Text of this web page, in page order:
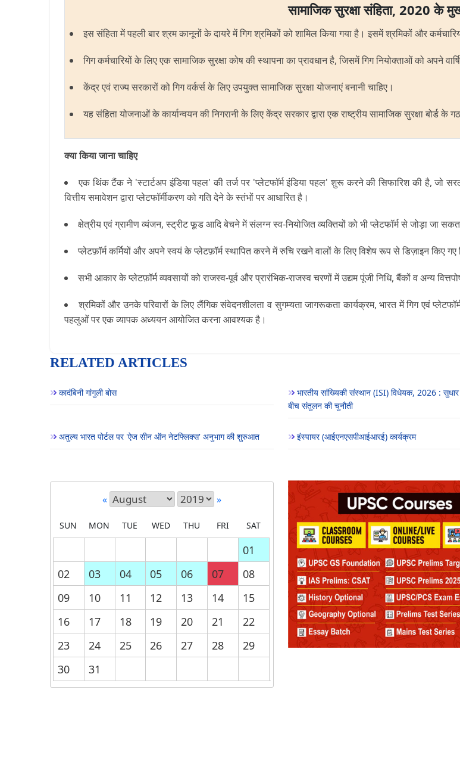
सामाजिक सुरक्षा संहिता, 2020 के
इस संहिता में पहली बार श्रम कानूनों के दायरे में गिग श्रमिकों को शामिल किया गया है। इसमें श्रमिकों और
गिग कर्मचारियों के लिए एक सामाजिक सुरक्षा कोष की स्थापना का प्रावधान है, जिसमें गिग नियोक्ताओं को अपने
केंद्र एवं राज्य सरकारों को गिग वर्कर्स के लिए उपयुक्त सामाजिक सुरक्षा योजनाएं बनानी चाहिए।
यह संहिता योजनाओं के कार्यान्वयन की निगरानी के लिए केंद्र सरकार द्वारा एक राष्ट्रीय सामाजिक सुरक्षा बोर्ड के
क्या किया जाना चाहिए
एक थिंक टैंक ने 'स्टार्टअप इंडिया पहल' की तर्ज पर 'प्लेटफॉर्म इंडिया पहल' शुरू करने की सिफारिश की है, जो
वित्तीय समावेशन द्वारा प्लेटफॉर्मीकरण को गति देने के स्तंभों पर आधारित है।
क्षेत्रीय एवं ग्रामीण व्यंजन, स्ट्रीट फूड आदि बेचने में संलग्न स्व-नियोजित व्यक्तियों को भी प्लेटफॉर्म से जोड़ा जा
प्लेटफ़ॉर्म कर्मियों और अपने स्वयं के प्लेटफ़ॉर्म स्थापित करने में रुचि रखने वालों के लिए विशेष रूप से डिज़ाइन किए
सभी आकार के प्लेटफ़ॉर्म व्यवसायों को राजस्व-पूर्व और प्रारंभिक-राजस्व चरणों में उद्यम पूंजी निधि, बैंकों व अन्य
श्रमिकों और उनके परिवारों के लिए लैंगिक संवेदनशीलता व सुगम्यता जागरूकता कार्यक्रम, भारत में गिग एवं
पहलुओं पर एक व्यापक अध्ययन आयोजित करना आवश्यक है।
RELATED ARTICLES
कादंबिनी गांगुली बोस
भारतीय सांख्यिकी संस्थान (ISI) विधेयक, 2026 :
बीच संतुलन की चुनौती
अतुल्य भारत पोर्टल पर 'ऐज सीन ऑन नेटफ्लिक्स' अनुभाग की शुरुआत इंस्पायर (आईएनएसपीआईआरई) कार्यक्रम
« »
SUN MON TUE WED THU FRI SAT
01
02
03 04 05 06 07
08
09
10 11 12 13 14
15
16
17 18 19 20 21
22
23
24 25 26 27 28
29
30
31